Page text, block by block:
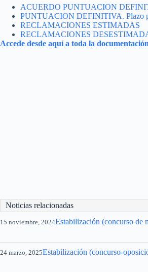
ACUERDO PUNTUACION
PUNTUACION DEFINITIVA. Plazo
RECLAMACIONES ESTIMADAS
RECLAMACIONES
Accede desde aquí a toda la
Noticias relacionadas
15 noviembre, 2024Estabilización (concurso de
24 marzo, 2025Estabilización (concurso-